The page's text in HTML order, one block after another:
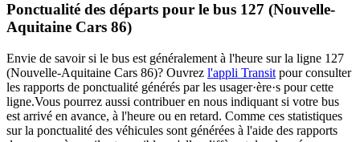
Ponctualité des départs pour le bus 127 (Nouvelle-
Aquitaine Cars 86)
Envie de savoir si le bus est généralement à l'heure sur la ligne 127
(Nouvelle-Aquitaine Cars 86)? Ouvrez l'appli Transit pour consulter
les rapports de ponctualité générés par les usager·ère·s pour cette
ligne.Vous pourrez aussi contribuer en nous indiquant si votre bus
est arrivé en avance, à l'heure ou en retard. Comme ces statistiques
sur la ponctualité des véhicules sont générées à l'aide des rapports